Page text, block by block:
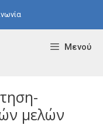
Μενού
μελών